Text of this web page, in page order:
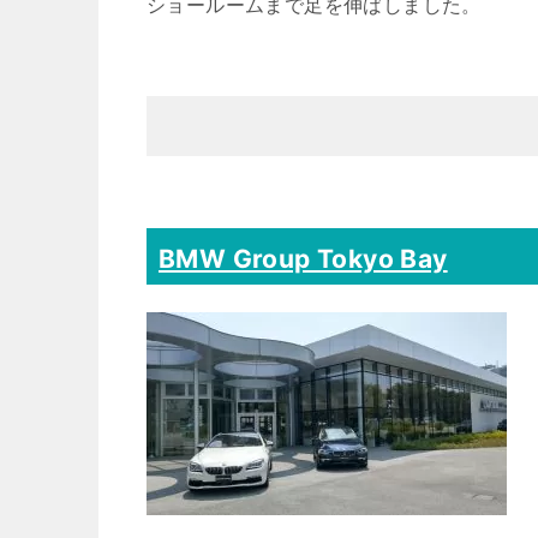
ショールームまで足を伸ばしました。
BMW Group Tokyo Bay